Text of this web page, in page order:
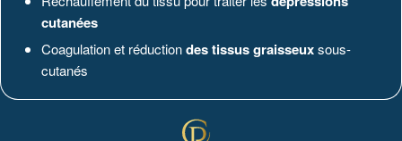
cutanées
Coagulation et réductiondes tissus graisseuxsous-
cutanés